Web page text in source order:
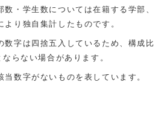
数・学生数については在籍する学部、
より独自集計したものです。
数字は四捨五入しているため、構成比
らない場合があります。
当数字がないものを表しています。